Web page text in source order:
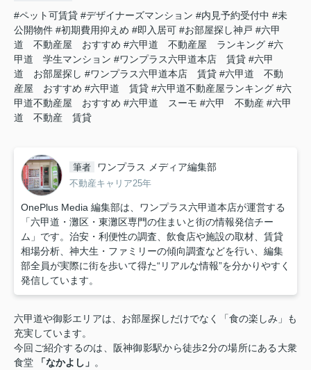
#ペット可賃貸 #デザイナーズマンション #内見予約受付中 #未
公開物件 #初期費用抑えめ #即入居可 #お部屋探し神戸 #六甲
道 不動産屋 おすすめ #六甲道 不動産屋 ランキング #六
甲道 学生マンション #ワンプラス六甲道本店 賃貸 #六甲
道 お部屋探し #ワンプラス六甲道本店 賃貸 #六甲道 不動
産屋 おすすめ #六甲道 賃貸 #六甲道不動産屋ランキング #六
甲道不動産屋 おすすめ #六甲道 スーモ #六甲 不動産 #六甲
道 不動産 賃貸
筆者 ワンプラス メディア編集部
不動産キャリア25年
OnePlus Media 編集部は、ワンプラス六甲道本店が運営する
「六甲道・灘区・東灘区専門の住まいと街の情報発信チー
ム」です。治安・利便性の調査、飲食店や施設の取材、賃貸
相場分析、神大生・ファミリーの傾向調査などを行い、編集
部全員が実際に街を歩いて得た“リアルな情報”を分かりやすく
発信しています。
六甲道や御影エリアは、お部屋探しだけでなく「食の楽しみ」も
充実しています。
今回ご紹介するのは、阪神御影駅から徒歩2分の場所にある大衆
食堂
「なかよし」 。